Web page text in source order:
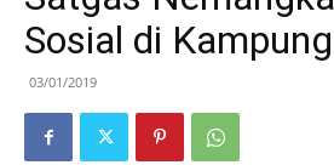
Sosial di
03/01/2019